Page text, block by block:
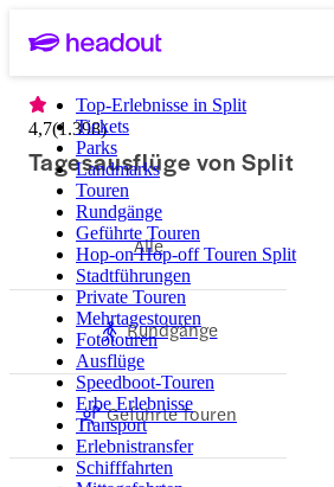
Top-Erlebnisse in Split
Tickets
Parks
Landmarks
Touren
Rundgänge
Geführte Touren
Hop-on Hop-off Touren Split
Stadtführungen
Private Touren
Mehrtagestouren
Fototouren
Ausflüge
Speedboot-Touren
Erbe Erlebnisse
Transport
Erlebnistransfer
Schifffahrten
4,7(1.398)
Tagesausflüge von Split
Alle
Rundgänge
Geführte Touren